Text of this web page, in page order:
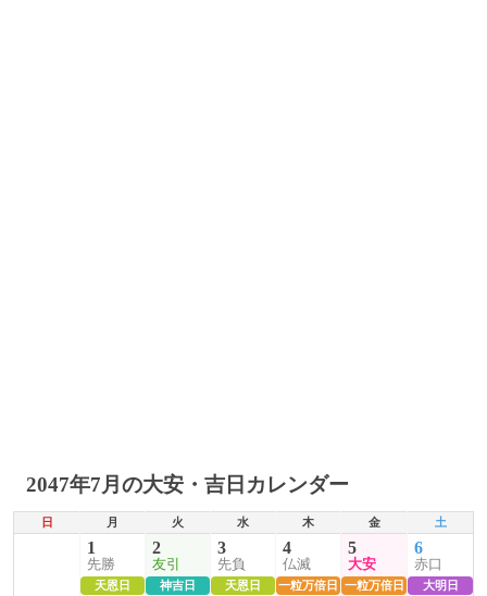
2047年7月の大安・吉日カレンダー
日 月 火 水 木 金 土
1
先勝
天恩日
2
友引
神吉日
3
先負
天恩日
4
仏滅
一粒万倍日
5
大安
一粒万倍日
6
赤口
大明日